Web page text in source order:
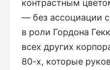
контрастным
— без ассоциации
в роли Гордона
всех других
80-х, которые